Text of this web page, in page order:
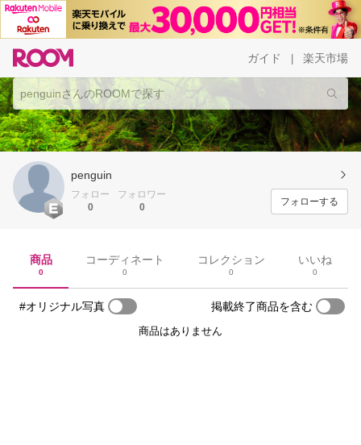
ガイド 楽天市場
penguin
フォロー
0
フォロワー
0
フォローする
商品
0
コーディネート
0
コレクション
0
いいね
0
#オリジナル写真 掲載終了商品を含む
商品はありません